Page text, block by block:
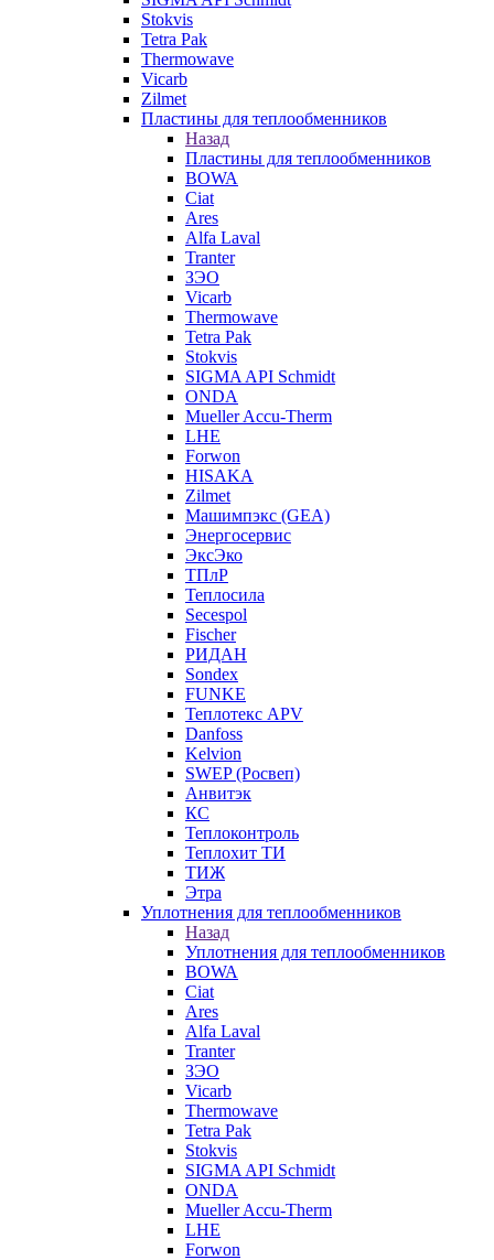
Stokvis
Tetra Pak
Thermowave
Vicarb
Zilmet
Пластины для теплообменников
Назад
Пластины для теплообменников
BOWA
Ciat
Ares
Alfa Laval
Tranter
ЗЭО
Vicarb
Thermowave
Tetra Pak
Stokvis
SIGMA API Schmidt
ONDA
Mueller Accu-Therm
LHE
Forwon
HISAKA
Zilmet
Машимпэкс (GEA)
Энергосервис
ЭксЭко
ТПлР
Теплосила
Secespol
Fischer
РИДАН
Sondex
FUNKE
Теплотекс APV
Danfoss
Kelvion
SWEP (Росвеп)
Анвитэк
КС
Теплоконтроль
Теплохит ТИ
ТИЖ
Этра
Уплотнения для теплообменников
Назад
Уплотнения для теплообменников
BOWA
Ciat
Ares
Alfa Laval
Tranter
ЗЭО
Vicarb
Thermowave
Tetra Pak
Stokvis
SIGMA API Schmidt
ONDA
Mueller Accu-Therm
LHE
Forwon